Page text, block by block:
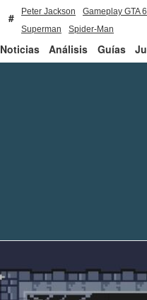
Peter Jackson
Gameplay GTA 6
Superman
Spider-Man
Noticias Análisis Guías